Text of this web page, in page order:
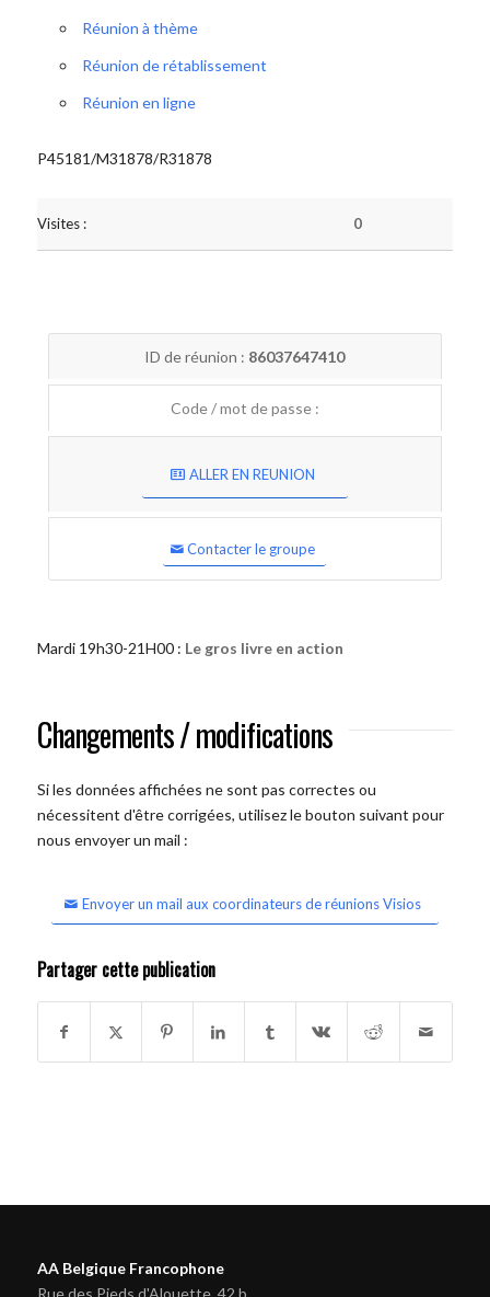
Réunion à thème
Réunion de rétablissement
Réunion en ligne
P45181/M31878/R31878
Visites : 0
ID de réunion : 86037647410
Code / mot de passe :
ALLER EN REUNION
Contacter le groupe
Mardi 19h30-21H00 : Le gros livre en action
Changements / modifications
Si les données affichées ne sont pas correctes ou
nécessitent d'être corrigées, utilisez le bouton suivant pour
nous envoyer un mail :
Envoyer un mail aux coordinateurs de réunions Visios
Partager cette publication
AA Belgique Francophone
Rue des Pieds d'Alouette, 42 b